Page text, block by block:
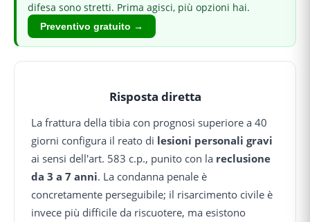
difesa sono stretti. Prima agisci, più opzioni hai.
Preventivo gratuito →
Risposta diretta
La frattura della tibia con prognosi superiore a 40
giorni configura il reato di lesioni personali gravi
ai sensi dell'art. 583 c.p., punito con la reclusione
da 3 a 7 anni. La condanna penale è
concretamente perseguibile; il risarcimento civile è
invece più difficile da riscuotere, ma esistono